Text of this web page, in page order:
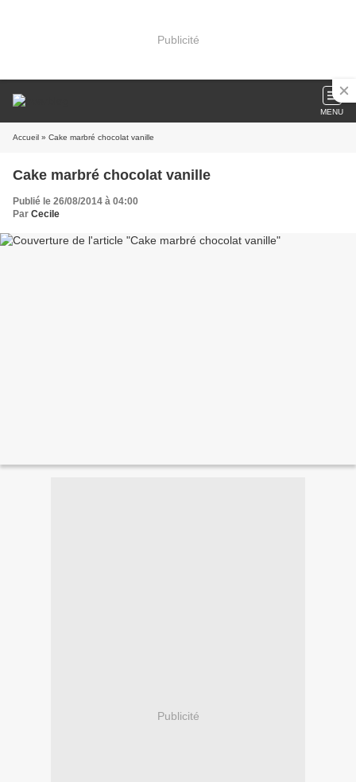
Publicité
MENU
Accueil » Cake marbré chocolat vanille
Cake marbré chocolat vanille
Publié le 26/08/2014 à 04:00
Par Cecile
Publicité